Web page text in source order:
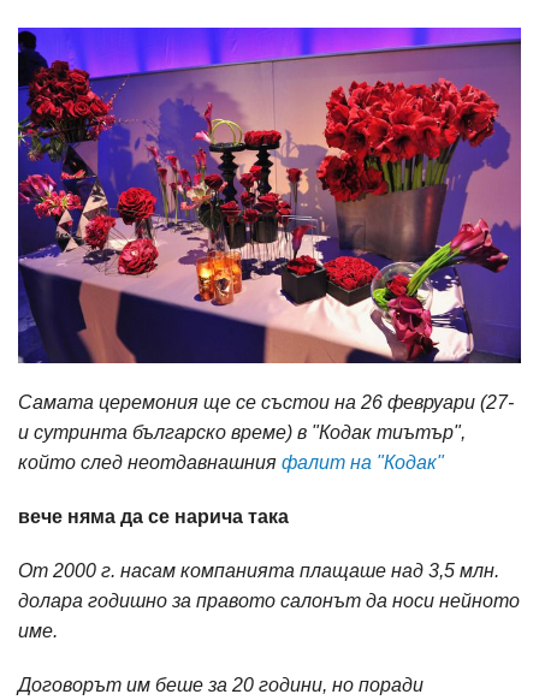
Самата церемония ще се състои на 26 февруари (27-
и сутринта българско време) в "Кодак тиътър",
който след неотдавнашния фалит на "Кодак"
вече няма да се нарича така
От 2000 г. насам компанията плащаше над 3,5 млн.
долара годишно за правото салонът да носи нейното
име.
Договорът им беше за 20 години, но поради